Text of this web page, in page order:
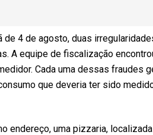
de 4 de agosto, duas
A equipe de fiscalização
Cada uma dessas fraudes
que deveria ter sido
endereço, uma pizzaria,